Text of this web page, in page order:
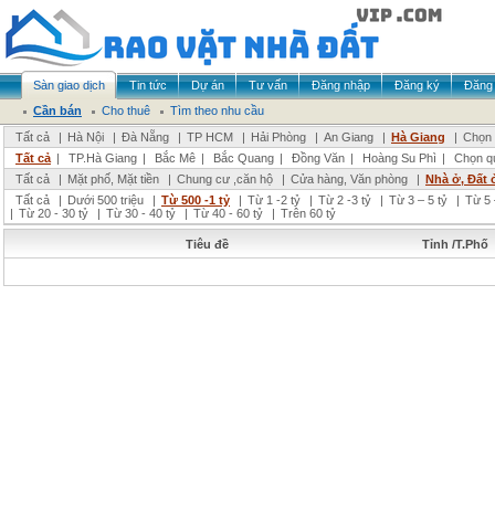
Sàn giao dịch Tin tức Dự án Tư vấn Đăng nhập Đăng ký
Đăng
Cần bán
Cho thuê
Tìm theo nhu cầu
Tất cả
| Hà Nội | Đà Nẵng | TP HCM | Hải Phòng | An Giang | Hà Giang | Chọn
Tất cả | TP.Hà Giang | Bắc Mê | Bắc Quang | Đồng Văn | Hoàng Su Phì |
Chọn
Tất cả
| Mặt phố, Mặt tiền | Chung cư ,căn hộ | Cửa hàng, Văn phòng | Nhà ở, Đất
Tất cả
| Dưới 500 triệu | Từ 500 -1 tỷ | Từ 1 -2 tỷ | Từ 2 -3 tỷ | Từ 3 – 5 tỷ | Từ 5
| Từ 20 - 30 tỷ | Từ 30 - 40 tỷ | Từ 40 - 60 tỷ | Trên 60 tỷ
Tiêu đề Tỉnh /T.Phố